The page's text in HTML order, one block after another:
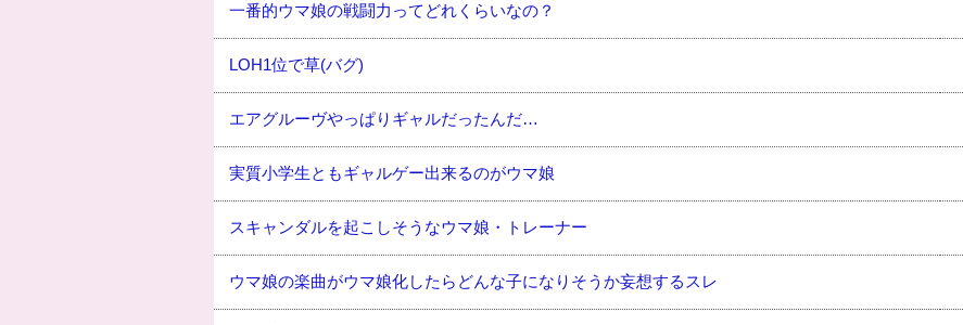
一番的ウマ娘の戦闘力ってどれくらいなの？
LOH1位で草(バグ)
エアグルーヴやっぱりギャルだったんだ…
実質小学生ともギャルゲー出来るのがウマ娘
スキャンダルを起こしそうなウマ娘・トレーナー
ウマ娘の楽曲がウマ娘化したらどんな子になりそうか妄想するスレ